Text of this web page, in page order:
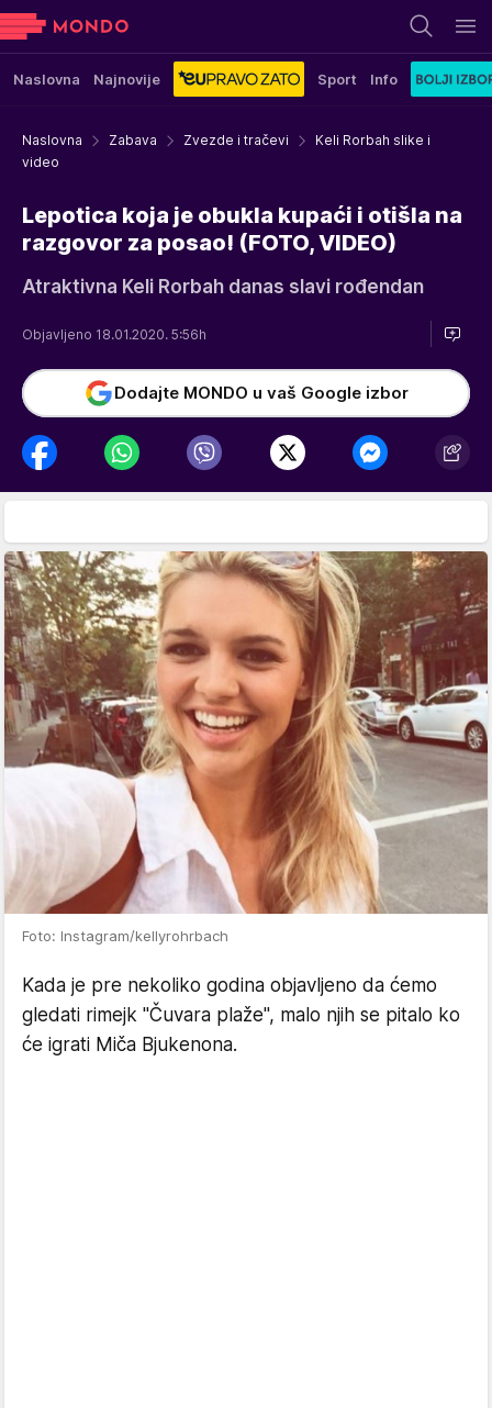
Naslovna Najnovije Sport Info
Naslovna Zabava Zvezde i tračevi
Keli Rorbah slike i
video
Lepotica koja je obukla kupaći i otišla na
razgovor za posao! (FOTO, VIDEO)
Atraktivna Keli Rorbah danas slavi rođendan
Objavljeno 18.01.2020. 5:56h
Dodajte MONDO u vaš Google izbor
Foto: Instagram/kellyrohrbach
Kada je pre nekoliko godina objavljeno da ćemo
gledati rimejk "Čuvara plaže", malo njih se pitalo ko
će igrati Miča Bjukenona.